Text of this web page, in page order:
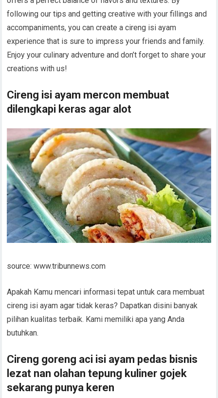
following our tips and getting creative with your fillings and
accompaniments, you can create a cireng isi ayam
experience that is sure to impress your friends and family.
Enjoy your culinary adventure and don’t forget to share your
creations with us!
Cireng isi ayam mercon membuat
dilengkapi keras agar alot
source: www.tribunnews.com
Apakah Kamu mencari informasi tepat untuk cara membuat
cireng isi ayam agar tidak keras? Dapatkan disini banyak
pilihan kualitas terbaik. Kami memiliki apa yang Anda
butuhkan.
Cireng goreng aci isi ayam pedas bisnis
lezat nan olahan tepung kuliner gojek
sekarang punya keren